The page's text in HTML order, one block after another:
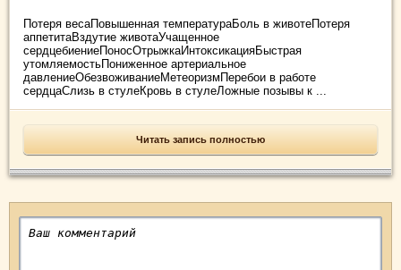
Потеря весаПовышенная температураБоль в животеПотеря
аппетитаВздутие животаУчащенное
сердцебиениеПоносОтрыжкаИнтоксикацияБыстрая
утомляемостьПониженное артериальное
давлениеОбезвоживаниеМетеоризмПеребои в работе
сердцаСлизь в стулеКровь в стулеЛожные позывы к ...
Читать запись полностью